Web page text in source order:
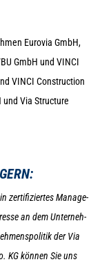
Euro­via GmbH,
GmbH und VINCI
VINCI Con­s­truc­tion
und Via Struc­ture
zer­ti­fi­zier­tes Manage­
an dem Unter­neh­
der Via
KG kön­nen Sie uns